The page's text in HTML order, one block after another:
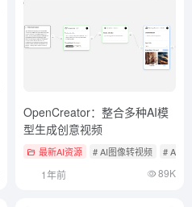
OpenCreator：整合多种AI模
型生成创意视频
最新AI资源 # AI图像转视频 # AI在
1年前 89K